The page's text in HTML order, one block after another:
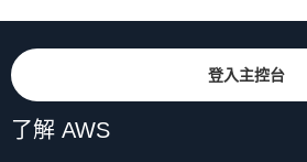
登入主控台
了解 AWS